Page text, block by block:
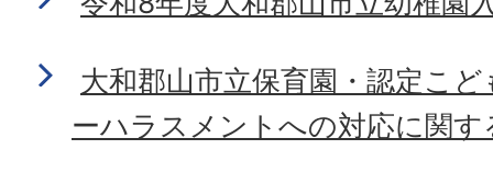
大和郡山市立保育園・認定こ
ーハラスメントへの対応に関す